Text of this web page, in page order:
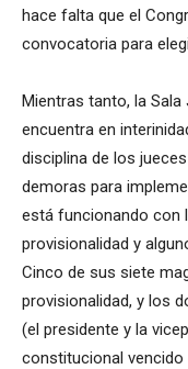
hace falta que el
convocatoria para
Mientras tanto, la Sala
encuentra en
disciplina de los
demoras para
está funcionando con
provisionalidad y
Cinco de sus siete
provisionalidad, y los
(el presidente y la
constitucional